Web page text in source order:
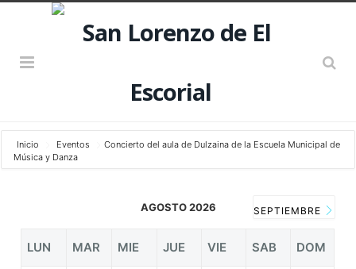
Inicio Eventos
Concierto del aula de Dulzaina de la Escuela Municipal de
Música y Danza
AGOSTO 2026 SEPTIEMBRE
LUN MAR MIE JUE VIE SAB DOM